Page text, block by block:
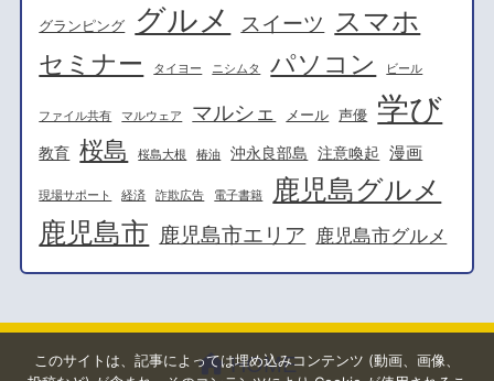
グランピング グルメ スイーツ スマホ
セミナー タイヨー ニシムタ パソコン ビール
ファイル共有 マルウェア マルシェ メール 声優 学び
教育 桜島 桜島大根 椿油 沖永良部島 注意喚起 漫画
現場サポート 経済 詐欺広告 電子書籍 鹿児島グルメ
鹿児島市 鹿児島市エリア 鹿児島市グルメ
HOME
このサイトは、記事によっては埋め込みコンテンツ (動画、画像、